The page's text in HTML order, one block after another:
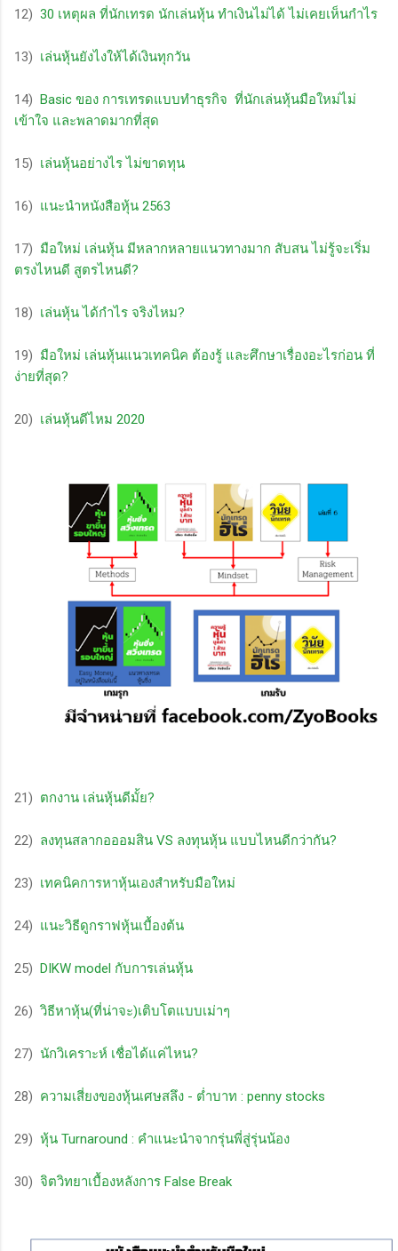
12) 30 เหตุผล ที่นักเทรด นักเล่นหุ้น ทำเงินไม่ได้ ไม่เคยเห็นกำไร
13) เล่นหุ้นยังไงให้ได้เงินทุกวัน
14) Basic ของ การเทรดแบบทำธุรกิจ ที่นักเล่นหุ้นมือใหม่ไม่
เข้าใจ และพลาดมากที่สุด
15) เล่นหุ้นอย่างไร ไม่ขาดทุน
16) แนะนำหนังสือหุ้น 2563
17) มือใหม่ เล่นหุ้น มีหลากหลายแนวทางมาก สับสน ไม่รู้จะเริ่ม
ตรงไหนดี สูตรไหนดี?
18) เล่นหุ้น ได้กําไร จริงไหม?
19) มือใหม่ เล่นหุ้นแนวเทคนิค ต้องรู้ และศึกษาเรื่องอะไรก่อน ที่
ง่ายที่สุด?
20) เล่นหุ้นดีไหม 2020
21) ตกงาน เล่นหุ้นดีมั้ย?
22) ลงทุนสลากอออมสิน VS ลงทุนหุ้น แบบไหนดีกว่ากัน?
23) เทคนิคการหาหุ้นเองสำหรับมือใหม่
24) แนะวิธีดูกราฟหุ้นเบื้องต้น
25) DIKW model กับการเล่นหุ้น
26) วิธีหาหุ้น(ที่น่าจะ)เติบโตแบบเม่าๆ
27) นักวิเคราะห์ เชื่อได้แค่ไหน?
28) ความเสี่ยงของหุ้นเศษสลึง - ต่ำบาท : penny stocks
29) หุ้น Turnaround : คำแนะนำจากรุ่นพี่สู่รุ่นน้อง
30) จิตวิทยาเบื้องหลังการ False Break